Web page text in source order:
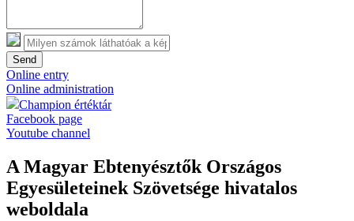
Send
Online entry
Online administration
Champion értéktár
Facebook page
Youtube channel
A Magyar Ebtenyésztők Országos
Egyesületeinek Szövetsége hivatalos
weboldala